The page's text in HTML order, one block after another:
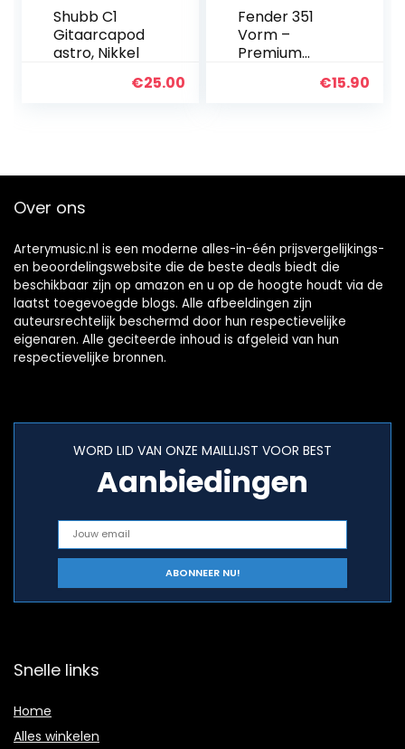
Shubb C1
Gitaarcapod
astro, Nikkel
€25.00
Fender 351
Vorm –
Premium
Medium – 12€15.90
Over ons
Arterymusic.nl is een moderne alles-in-één prijsvergelijkings-
en beoordelingswebsite die de beste deals biedt die
beschikbaar zijn op amazon en u op de hoogte houdt via de
laatst toegevoegde blogs. Alle afbeeldingen zijn
auteursrechtelijk beschermd door hun respectievelijke
eigenaren. Alle geciteerde inhoud is afgeleid van hun
respectievelijke bronnen.
WORD LID VAN ONZE MAILLIJST VOOR BEST
Aanbiedingen
Snelle links
Home
Alles winkelen